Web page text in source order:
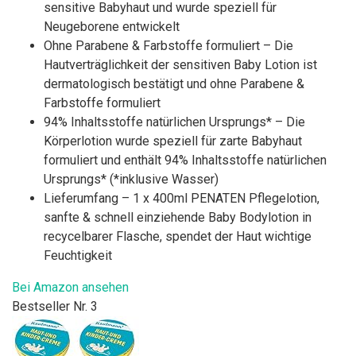
sensitive Babyhaut und wurde speziell für
Neugeborene entwickelt
Ohne Parabene & Farbstoffe formuliert – Die
Hautverträglichkeit der sensitiven Baby Lotion ist
dermatologisch bestätigt und ohne Parabene &
Farbstoffe formuliert
94% Inhaltsstoffe natürlichen Ursprungs* – Die
Körperlotion wurde speziell für zarte Babyhaut
formuliert und enthält 94% Inhaltsstoffe natürlichen
Ursprungs* (*inklusive Wasser)
Lieferumfang – 1 x 400ml PENATEN Pflegelotion,
sanfte & schnell einziehende Baby Bodylotion in
recycelbarer Flasche, spendet der Haut wichtige
Feuchtigkeit
Bei Amazon ansehen
Bestseller Nr. 3